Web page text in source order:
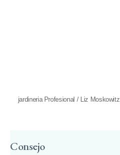
jardineria Profesional / Liz Moskowitz
Consejo